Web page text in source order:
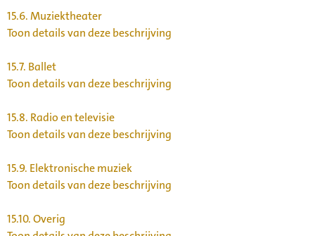
15.6.Muziektheater
Toon details van deze beschrijving
15.7. Ballet
Toon details van deze beschrijving
15.8. Radio en televisie
Toon details van deze beschrijving
15.9. Elektronische muziek
Toon details van deze beschrijving
15.10.Overig